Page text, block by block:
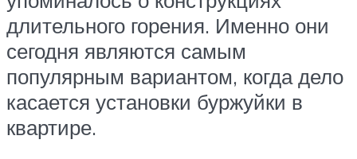
длительного горения. Именно они
сегодня являются самым
популярным вариантом, когда дело
касается установки буржуйки в
квартире.